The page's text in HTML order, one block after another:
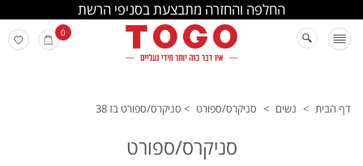
החלפה והחזרה מתבצעת בסניפי הרשת
0
דף הבית > נשים > סניקרס/ספורט > סניקרס/ספורט בז 38
סניקרס/ספורט